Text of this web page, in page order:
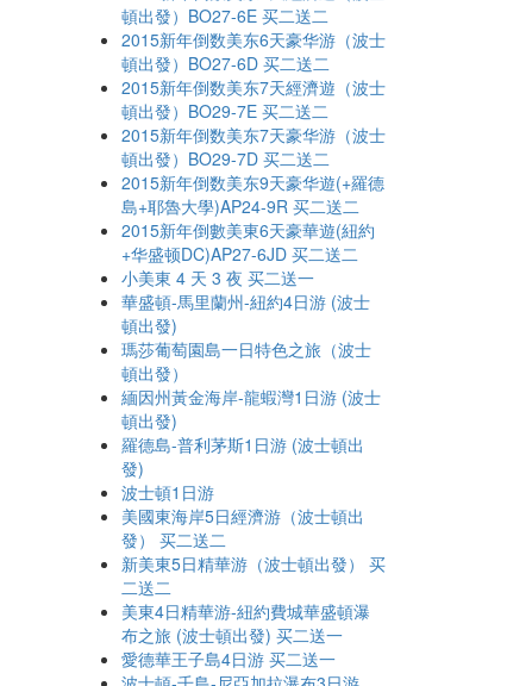
頓出發）BO27-6E 买二送二
2015新年倒数美东6天豪华游（波士
頓出發）BO27-6D 买二送二
2015新年倒数美东7天經濟遊（波士
頓出發）BO29-7E 买二送二
2015新年倒数美东7天豪华游（波士
頓出發）BO29-7D 买二送二
2015新年倒数美东9天豪华遊(+羅德
島+耶魯大學)AP24-9R 买二送二
2015新年倒數美東6天豪華遊(紐約
+华盛顿DC)AP27-6JD 买二送二
小美東 4 天 3 夜 买二送一
華盛頓-馬里蘭州-紐約4日游 (波士
頓出發)
瑪莎葡萄園島一日特色之旅（波士
頓出發）
緬因州黃金海岸-龍蝦灣1日游 (波士
頓出發)
羅德島-普利茅斯1日游 (波士頓出
發)
波士頓1日游
美國東海岸5日經濟游（波士頓出
發） 买二送二
新美東5日精華游（波士頓出發） 买
二送二
美東4日精華游-紐約費城華盛頓瀑
布之旅 (波士頓出發) 买二送一
愛德華王子島4日游 买二送一